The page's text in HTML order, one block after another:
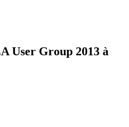
User Group 2013 à